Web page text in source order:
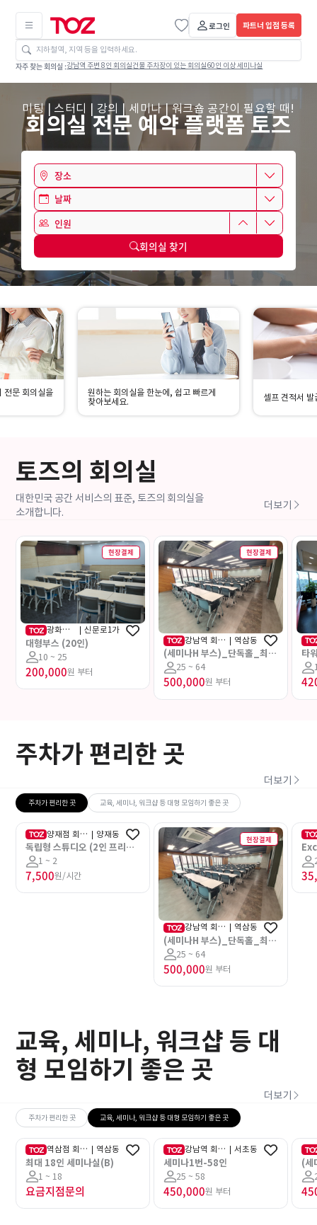
로그인 파트너 입점 등록
자주 찾는 회의실 :강남역 주변 8인 회의실건물 주차장이 있는 회의실60인 이상 세미나실
미팅 | 스터디 | 강의 | 세미나 | 워크숍 공간이 필요할 때!
회의실 전문 예약 플랫폼 토즈
장소
날짜
회의실 찾기
전문 회의실을
원하는 회의실을 한눈에, 쉽고 빠르게
찾아보세요.
셀프 견적서
토즈의 회의실
대한민국 공간 서비스의 표준, 토즈의 회의실을
소개합니다.
더보기
현장결제
광화문
점 회의
실
신문로1가
대형부스 (20인)
10 ~ 25
200,000원 부터
현장결제
강남역 회의
실타워점
| 역삼동
(세미나H 부스)_단독홀_최대
64인25 ~ 64
500,000원 부터
타
부
주차가 편리한 곳
더보기
주차가 편리한 곳 교육, 세미나, 워크샵 등 대형 모임하기 좋은 곳
현장결제
양재점 회의
실
| 양재동
독립형 스튜디오 (2인 프리미
엄) 1 ~ 2
7,500원/시간
현장결제
강남역 회의
실타워점
역삼동
(세미나H 부스)_단독홀_최대
64인25 ~ 64
500,000원 부터
교육, 세미나, 워크샵 등 대
형 모임하기 좋은 곳
더보기
주차가 편리한 곳 교육, 세미나, 워크샵 등 대형 모임하기 좋은 곳
현장결제
역삼점 회의
실
역삼동
최대 18인 세미나실(B)
1 ~ 18
요금지점문의
현장결제
강남역 회의
실컨퍼런스
점
서초동
세미나1번-58인
25 ~ 58
450,000원 부터
(세
대